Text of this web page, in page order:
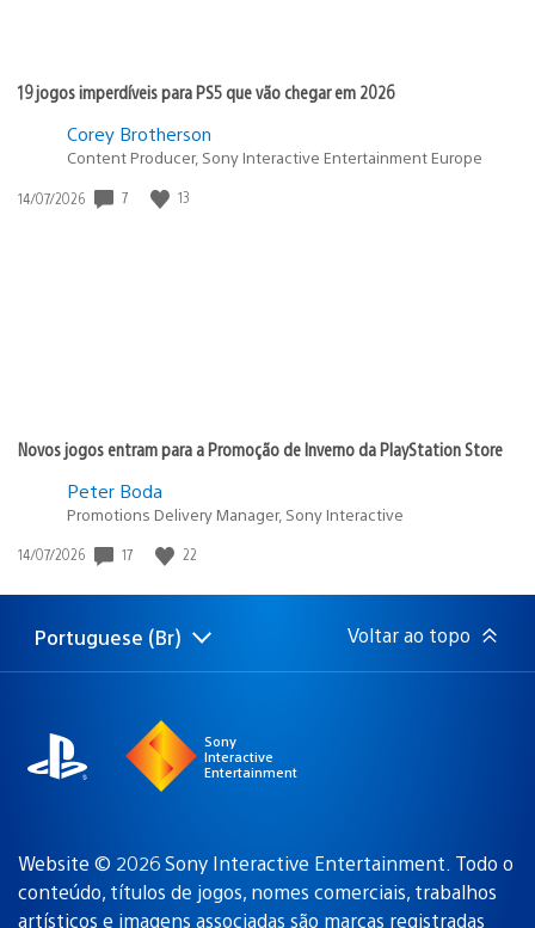
19 jogos imperdíveis para PS5 que vão chegar em 2026
Corey Brotherson
Content Producer, Sony Interactive Entertainment Europe
Data
14/07/2026 7 13
Novos jogos entram para a Promoção de Inverno da PlayStation Store
Peter Boda
Promotions Delivery Manager, Sony Interactive
Data
publicação:
14/07/2026 17 22
Selecione
Região
Portuguese (Br) Voltar ao topo
Sony
Interactive
Entertainment
Website © 2026 Sony Interactive Entertainment. Todo o
conteúdo, títulos de jogos, nomes comerciais, trabalhos
artísticos e imagens associadas são marcas registradas